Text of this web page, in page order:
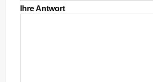
Ihre Antwort